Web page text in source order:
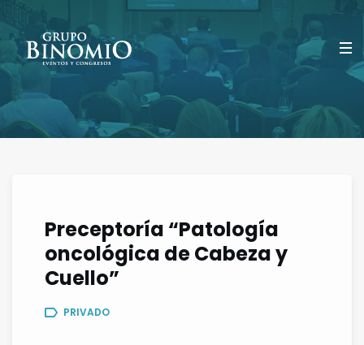
Preceptoría “Patología
oncológica de Cabeza y
Cuello”
PRIVADO